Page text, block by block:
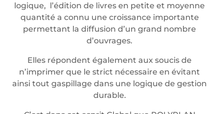
logique, l’édition de livres en petite et moyenne
quantité a connu une croissance importante
permettant la diffusion d’un grand nombre
d’ouvrages.
Elles répondent également aux soucis de
n’imprimer que le strict nécessaire en évitant
ainsi tout gaspillage dans une logique de gestion
durable.